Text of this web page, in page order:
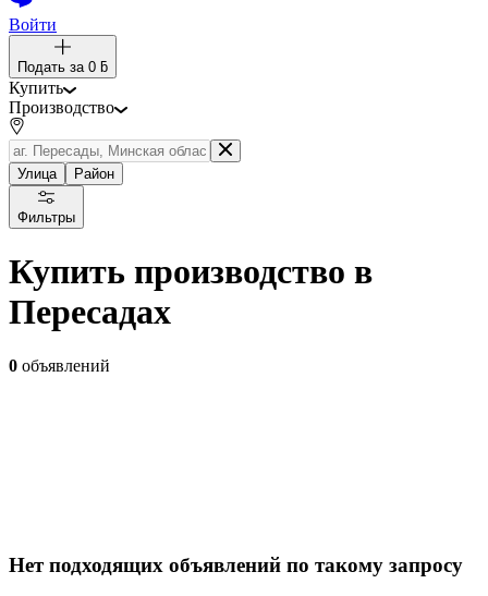
Войти
Подать за 0 ƃ
Купить
Производство
Улица Район
Фильтры
Купить производство в
Пересадах
0 объявлений
Нет подходящих объявлений по такому запросу